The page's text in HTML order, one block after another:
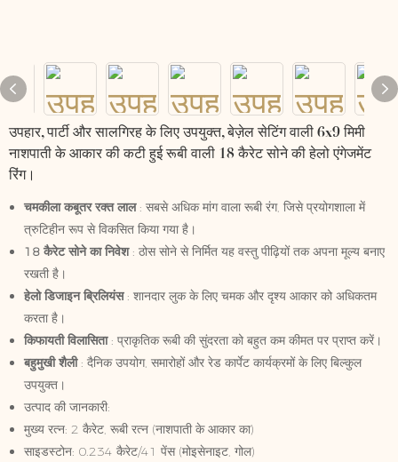
उपहार, पार्टी और सालगिरह के लिए उपयुक्त, बेज़ेल सेटिंग वाली 6x9 मिमी
नाशपाती के आकार की कटी हुई रूबी वाली 18 कैरेट सोने की हेलो एंगेजमेंट
रिंग।
चमकीला कबूतर रक्त लाल: सबसे अधिक मांग वाला रूबी रंग, जिसे प्रयोगशाला में
त्रुटिहीन रूप से विकसित किया गया है।
18 कैरेट सोने का निवेश: ठोस सोने से निर्मित यह वस्तु पीढ़ियों तक अपना मूल्य बनाए
रखती है।
हेलो डिजाइन ब्रिलियंस: शानदार लुक के लिए चमक और दृश्य आकार को अधिकतम
करता है।
किफायती विलासिता: प्राकृतिक रूबी की सुंदरता को बहुत कम कीमत पर प्राप्त करें।
बहुमुखी शैली: दैनिक उपयोग, समारोहों और रेड कार्पेट कार्यक्रमों के लिए बिल्कुल
उपयुक्त।
उत्पाद की जानकारी:
मुख्य रत्न: 2 कैरेट, रूबी रत्न (नाशपाती के आकार का)
साइडस्टोन: 0.234 कैरेट/41 पेंस (मोइसेनाइट, गोल)